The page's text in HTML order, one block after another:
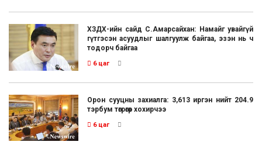
ХЗДХ-ийн сайд С.Амарсайхан: Намайг увайгүй
гүтгэсэн асуудлыг шалгуулж байгаа, эзэн нь ч
тодорч байгаа
6 цаг
Орон сууцны захиалга: 3,613 иргэн нийт 204.9
тэрбум төгрөгөөр хохирчээ
6 цаг